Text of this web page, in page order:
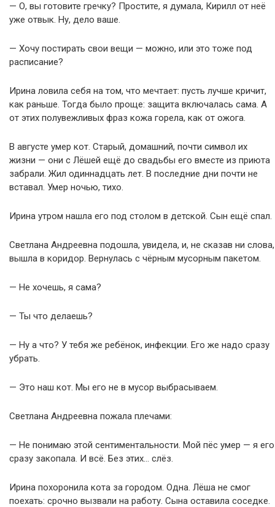
— О, вы готовите гречку? Простите, я думала, Кирилл от неё
уже отвык. Ну, дело ваше.
— Хочу постирать свои вещи — можно, или это тоже под
расписание?
Ирина ловила себя на том, что мечтает: пусть лучше кричит,
как раньше. Тогда было проще: защита включалась сама. А
от этих полувежливых фраз кожа горела, как от ожога.
В августе умер кот. Старый, домашний, почти символ их
жизни — они с Лёшей ещё до свадьбы его вместе из приюта
забрали. Жил одиннадцать лет. В последние дни почти не
вставал. Умер ночью, тихо.
Ирина утром нашла его под столом в детской. Сын ещё спал.
Светлана Андреевна подошла, увидела, и, не сказав ни слова,
вышла в коридор. Вернулась с чёрным мусорным пакетом.
— Не хочешь, я сама?
— Ты что делаешь?
— Ну а что? У тебя же ребёнок, инфекции. Его же надо сразу
убрать.
— Это наш кот. Мы его не в мусор выбрасываем.
Светлана Андреевна пожала плечами:
— Не понимаю этой сентиментальности. Мой пёс умер — я его
сразу закопала. И всё. Без этих… слёз.
Ирина похоронила кота за городом. Одна. Лёша не смог
поехать: срочно вызвали на работу. Сына оставила соседке.